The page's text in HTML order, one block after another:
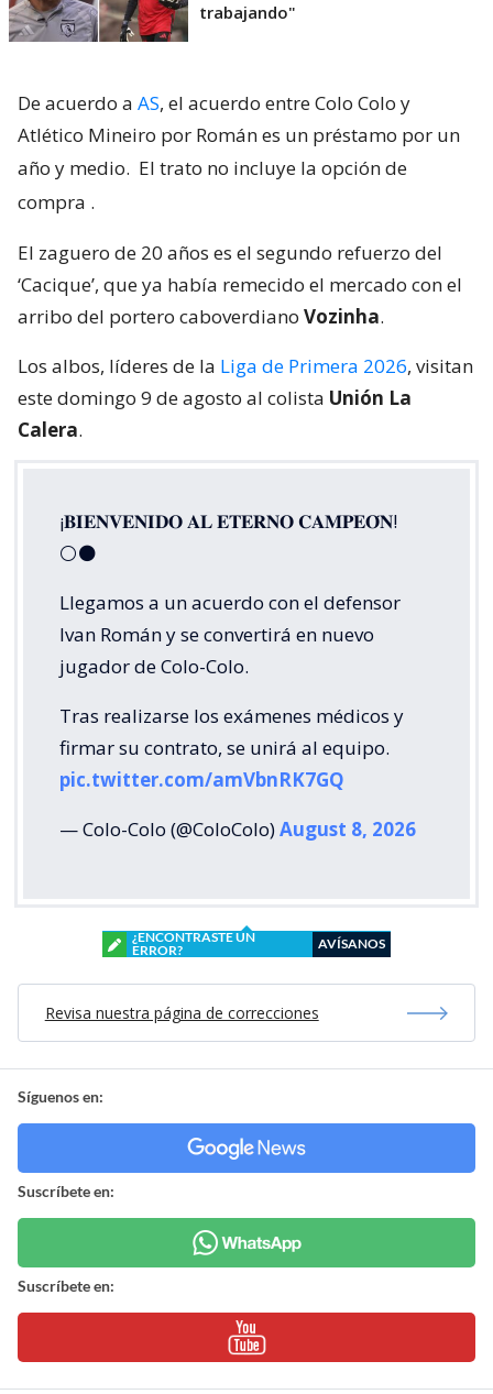
trabajando"
De acuerdo a AS, el acuerdo entre Colo Colo y
Atlético Mineiro por Román es un préstamo por un
año y medio. El trato no incluye la opción de
compra .
El zaguero de 20 años es el segundo refuerzo del
‘Cacique’, que ya había remecido el mercado con el
arribo del portero caboverdiano Vozinha.
Los albos, líderes de la Liga de Primera 2026, visitan
este domingo 9 de agosto al colista Unión La
Calera.
¡𝐁𝐈𝐄𝐍𝐕𝐄𝐍𝐈𝐃𝐎 𝐀𝐋 𝐄𝐓𝐄𝐑𝐍𝐎 𝐂𝐀𝐌𝐏𝐄𝐎́𝐍!
⚪⚫
Llegamos a un acuerdo con el defensor
Ivan Román y se convertirá en nuevo
jugador de Colo-Colo.
Tras realizarse los exámenes médicos y
firmar su contrato, se unirá al equipo.
pic.twitter.com/amVbnRK7GQ
— Colo-Colo (@ColoColo)August 8, 2026
¿ENCONTRASTE UN
ERROR?
AVÍSANOS
Revisa nuestra página de correcciones
Síguenos en:
Suscríbete en:
Suscríbete en: